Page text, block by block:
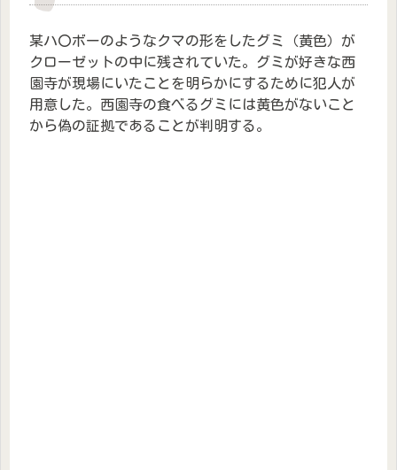
某ハ〇ボーのようなクマの形をしたグミ（黄色）が
クローゼットの中に残されていた。グミが好きな西
園寺が現場にいたことを明らかにするために犯人が
用意した。西園寺の食べるグミには黄色がないこと
から偽の証拠であることが判明する。